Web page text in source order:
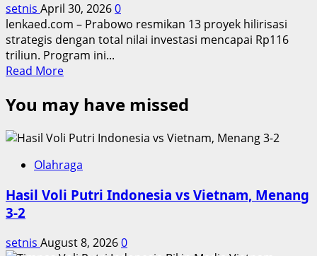
setnis April 30, 20260
lenkaed.com – Prabowo resmikan 13 proyek hilirisasi
strategis dengan total nilai investasi mencapai Rp116
triliun. Program ini...
Read MoreRead
about
Prabowo
Resmikan
Proyek
Rp116
You may have missed
Olahraga
Hasil Voli Putri Indonesia vs Vietnam, Menang
3-2
setnis August 8, 20260